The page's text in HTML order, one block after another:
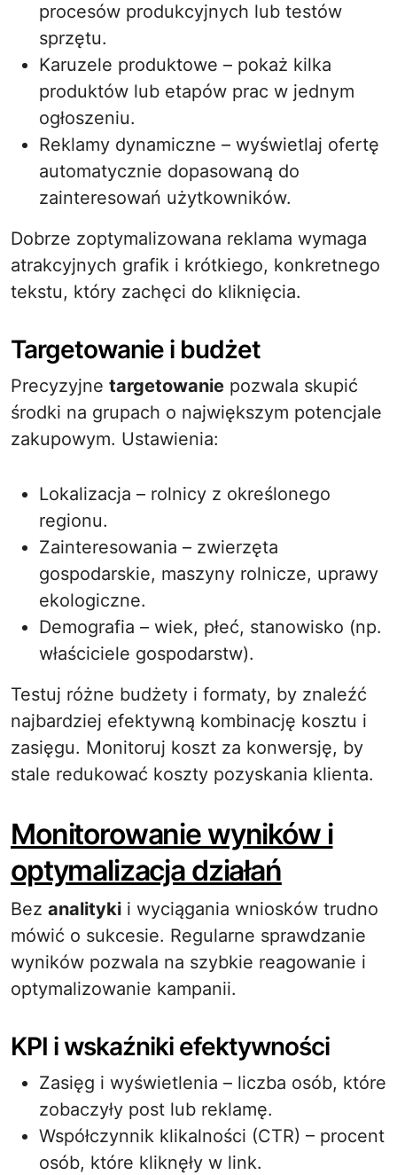
procesów produkcyjnych lub testów
sprzętu.
Karuzele produktowe – pokaż kilka
produktów lub etapów prac w jednym
ogłoszeniu.
Reklamy dynamiczne – wyświetlaj ofertę
automatycznie dopasowaną do
zainteresowań użytkowników.
Dobrze zoptymalizowana reklama wymaga
atrakcyjnych grafik i krótkiego, konkretnego
tekstu, który zachęci do kliknięcia.
Targetowanie i budżet
Precyzyjne targetowanie pozwala skupić
środki na grupach o największym potencjale
zakupowym. Ustawienia:
Lokalizacja – rolnicy z określonego
regionu.
Zainteresowania – zwierzęta
gospodarskie, maszyny rolnicze, uprawy
ekologiczne.
Demografia – wiek, płeć, stanowisko (np.
właściciele gospodarstw).
Testuj różne budżety i formaty, by znaleźć
najbardziej efektywną kombinację kosztu i
zasięgu. Monitoruj koszt za konwersję, by
stale redukować koszty pozyskania klienta.
Monitorowanie wyników i
optymalizacja działań
Bez analityki i wyciągania wniosków trudno
mówić o sukcesie. Regularne sprawdzanie
wyników pozwala na szybkie reagowanie i
optymalizowanie kampanii.
KPI i wskaźniki efektywności
Zasięg i wyświetlenia – liczba osób, które
zobaczyły post lub reklamę.
Współczynnik klikalności (CTR) – procent
osób, które kliknęły w link.